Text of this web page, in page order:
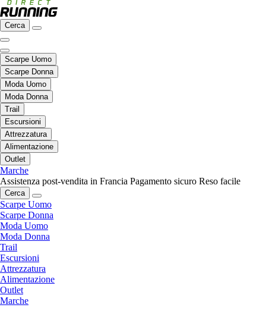
Cerca
Scarpe Uomo
Scarpe Donna
Moda Uomo
Moda Donna
Trail
Escursioni
Attrezzatura
Alimentazione
Outlet
Marche
Assistenza post-vendita in Francia Pagamento sicuro Reso facile
Cerca
Scarpe Uomo
Scarpe Donna
Moda Uomo
Moda Donna
Trail
Escursioni
Attrezzatura
Alimentazione
Outlet
Marche